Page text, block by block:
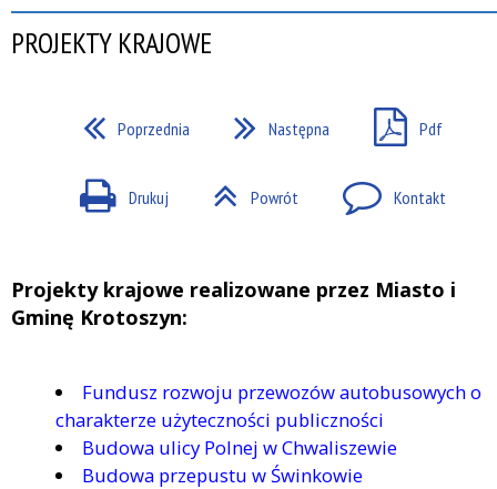
PROJEKTY KRAJOWE
Poprzednia Następna Pdf
Drukuj Powrót Kontakt
Projekty krajowe realizowane przez Miasto i
Gminę Krotoszyn:
Fundusz rozwoju przewozów autobusowych o
charakterze użyteczności publiczności
Budowa ulicy Polnej w Chwaliszewie
Budowa przepustu w Świnkowie